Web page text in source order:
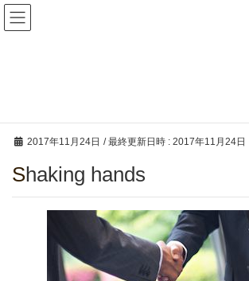
2017年11月24日 / 最終更新日時 : 2017年11月24日
Shaking hands